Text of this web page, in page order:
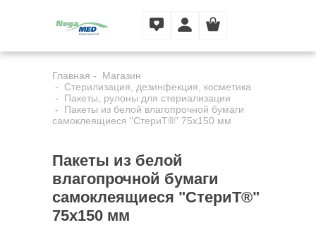
Главная
Магазин
Стерилизация, дезинфекция, косметика
Пакеты, рулоны для стериализации
Пакеты из белой влагопрочной бумаги
самоклеящиеся "СтериТ®" 75х150 мм
Пакеты из белой
влагопрочной бумаги
самоклеящиеся "СтериТ®"
75х150 мм